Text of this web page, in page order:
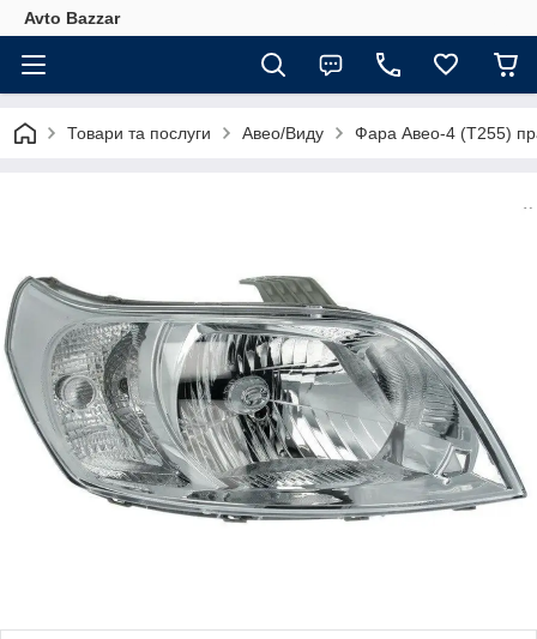
Avto Bazzar
Товари та послуги Авео/Виду Фара Авео-4 (Т255)